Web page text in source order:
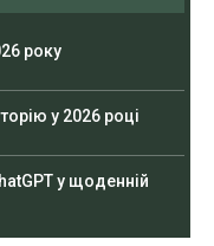
року
у 2026 році
у щоденній